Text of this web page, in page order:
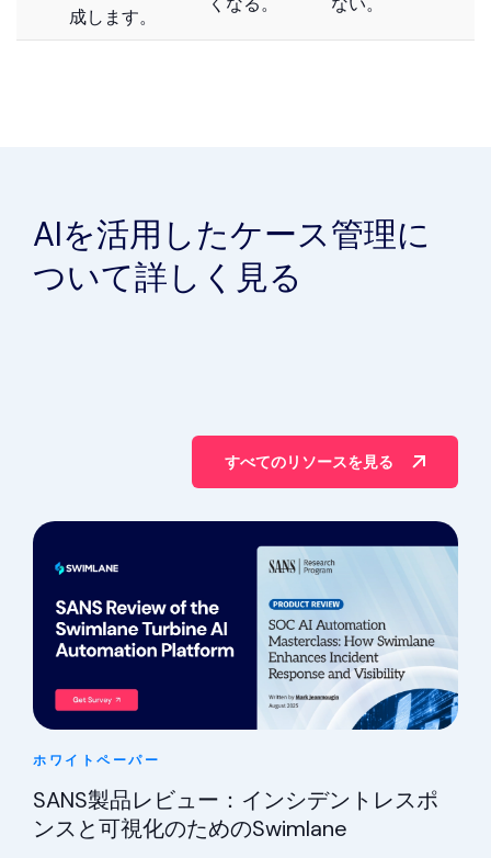
成します。
AIを活用したケース管理に
ついて詳しく見る
すべてのリソースを見る
ホワイトペーパー
SANS製品レビュー：インシデントレスポ
ンスと可視化のためのSwimlane